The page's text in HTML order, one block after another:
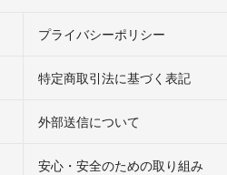
プライバシーポリシー
特定商取引法に基づく表記
外部送信について
安心・安全のための取り組み